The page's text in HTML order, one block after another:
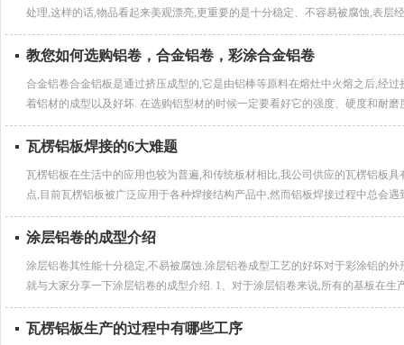
处理,这样的话,物品看起来美观漂亮,更重要的是十分稳定、不容易被腐蚀,表层
教您如何选购铝卷，合金铝卷，彩涂合金铝卷
合金铝卷合金铝板是通过挤压成型的,它是由铝棒等原料在熔灶中火熔之后,经
着铝材的成型以及好坏. 在选购铝型材的时候一定要看好它的强度、硬度和耐
瓦楞铝板焊接的6大难题
瓦楞铝板在生活中的应用也较为普遍,和传统板材相比,我公司供应的瓦楞铝板
点,目前瓦楞铝板被广泛应用于各种焊接结构产品中,然而铝板焊接过程中总会
涂层铝卷的成型介绍
涂层铝卷其性能十分稳定,不易被腐蚀.涂层铝卷成型工艺的好坏对于彩涂铝的
就与大家分享一下涂层铝卷的成型介绍. 1、对于涂层铝卷来说,所有的基板在生
瓦楞铝板生产的过程中有哪些工序